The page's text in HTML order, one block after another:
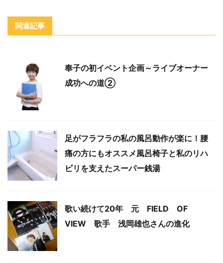
関連記事
奉子の初イベント企画～ライブオーナー
成功への道②
足がフラフラの私の風呂動作が楽に！腰
痛の方にもオススメ風呂椅子と私のリハ
ビリを支えたスーパー銭湯
歌い続けて20年 元 FIELD OF
VIEW 歌手 浅岡雄也さんの進化